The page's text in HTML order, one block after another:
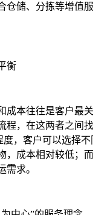
仓储、分拣等增值
衡
成本往往是客户最
程，在这两者之间
度，客户可以选择
，成本相对较低；
需求。